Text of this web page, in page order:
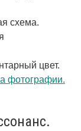
схема.
цвет.
фотографии.